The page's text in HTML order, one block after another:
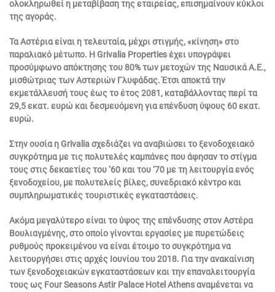
ολοκληρωθεί η μεταβίβαση της εταιρείας, επισημαίνουν κύκλοι
της αγοράς.
Τα Αστέρια είναι η τελευταία, μέχρι στιγμής, «κίνηση» στο
παραλιακό μέτωπο. Η Grivalia Properties έχει υπογράψει
προσύμφωνο απόκτησης του 80% των μετοχών της Nαυσικά Α.Ε.,
μισθώτριας των Αστεριών Γλυφάδας. Έτσι αποκτά την
εκμετάλλευσή τους έως το έτος 2081, καταβάλλοντας περί τα
29,5 εκατ. ευρώ και δεσμευόμενη για επένδυση ύψους 60 εκατ.
ευρώ.
Στην ουσία η Grivalia σχεδιάζει να αναβιώσει το ξενοδοχειακό
συγκρότημα με τις πολυτελές καμπάνες που άφησαν το στίγμα
τους στις δεκαετίες του ‘60 και του ‘70 με τη λειτουργία ενός
ξενοδοχείου, με πολυτελείς βίλες, συνεδριακό κέντρο και
συμπληρωματικές τουριστικές εγκαταστάσεις.
Ακόμα μεγαλύτερο είναι το ύψος της επένδυσης στον Αστέρα
Βουλιαγμένης, στο οποίο γίνονται εργασίες με πυρετώδεις
ρυθμούς προκειμένου να είναι έτοιμο το συγκρότημα να
λειτουργήσει στις αρχές Ιουνίου του 2018. Για την ανακαίνιση
των ξενοδοχειακών εγκαταστάσεων και την επαναλειτουργία
τους ως Four Seasons Astir Palace Hotel Athens αναμένεται να